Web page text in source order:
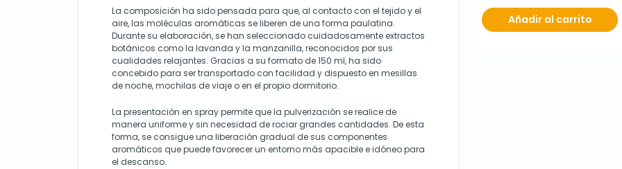
La composición ha sido pensada para que, al contacto con el tejido y el
aire, las moléculas aromáticas se liberen de una forma paulatina.
Durante su elaboración, se han seleccionado cuidadosamente extractos
botánicos como la lavanda y la manzanilla, reconocidos por sus
cualidades relajantes. Gracias a su formato de 150 ml, ha sido
concebido para ser transportado con facilidad y dispuesto en mesillas
de noche, mochilas de viaje o en el propio dormitorio.
La presentación en spray permite que la pulverización se realice de
manera uniforme y sin necesidad de rociar grandes cantidades. De esta
forma, se consigue una liberación gradual de sus componentes
aromáticos que puede favorecer un entorno más apacible e idóneo para
el descanso.
Añadir al carrito